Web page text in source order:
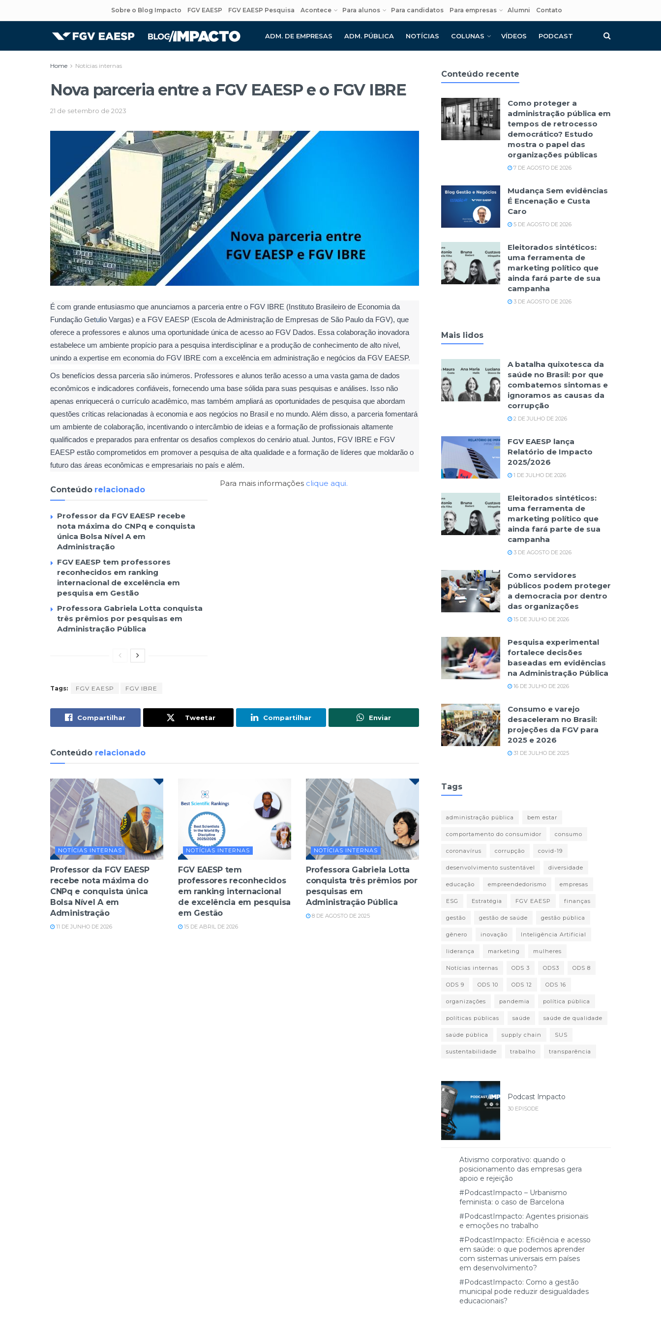
Sobre o Blog Impacto FGV EAESP FGV EAESP Pesquisa Acontece Para alunos Para candidatos Para empresas Alumni Contato
ADM. DE EMPRESAS ADM. PÚBLICA NOTÍCIAS COLUNAS VÍDEOS PODCAST
Home Notícias internas
Nova parceria entre a FGV EAESP e o FGV IBRE
21 de setembro de 2023
É com grande entusiasmo que anunciamos a parceria entre o FGV IBRE (Instituto Brasileiro de Economia da
Fundação Getulio Vargas) e a FGV EAESP (Escola de Administração de Empresas de São Paulo da FGV), que
oferece a professores e alunos uma oportunidade única de acesso ao FGV Dados. Essa colaboração inovadora
estabelece um ambiente propício para a pesquisa interdisciplinar e a produção de conhecimento de alto nível,
unindo a expertise em economia do FGV IBRE com a excelência em administração e negócios da FGV EAESP.
Os benefícios dessa parceria são inúmeros. Professores e alunos terão acesso a uma vasta gama de dados
econômicos e indicadores confiáveis, fornecendo uma base sólida para suas pesquisas e análises. Isso não
apenas enriquecerá o currículo acadêmico, mas também ampliará as oportunidades de pesquisa que abordam
questões críticas relacionadas à economia e aos negócios no Brasil e no mundo. Além disso, a parceria fomentará
um ambiente de colaboração, incentivando o intercâmbio de ideias e a formação de profissionais altamente
qualificados e preparados para enfrentar os desafios complexos do cenário atual. Juntos, FGV IBRE e FGV
EAESP estão comprometidos em promover a pesquisa de alta qualidade e a formação de líderes que moldarão o
futuro das áreas econômicas e empresariais no país e além.
Conteúdo relacionado
Professor da FGV EAESP recebe
nota máxima do CNPq e conquista
única Bolsa Nível A em
Administração
FGV EAESP tem professores
reconhecidos em ranking
internacional de excelência em
pesquisa em Gestão
Professora Gabriela Lotta conquista
três prêmios por pesquisas em
Administração Pública
Para mais informações clique aqui.
Tags: FGV EAESP FGV IBRE
Compartilhar Tweetar Compartilhar Enviar
Conteúdo relacionado
NOTÍCIAS INTERNAS
Professor da FGV EAESP
recebe nota máxima do
CNPq e conquista única
Bolsa Nível A em
Administração
11 DE JUNHO DE 2026
NOTÍCIAS INTERNAS
FGV EAESP tem
professores reconhecidos
em ranking internacional
de excelência em pesquisa
em Gestão
15 DE ABRIL DE 2026
NOTÍCIAS INTERNAS
Professora Gabriela Lotta
conquista três prêmios por
pesquisas em
Administração Pública
8 DE AGOSTO DE 2025
Conteúdo recente
Como proteger a
administração pública em
tempos de retrocesso
democrático? Estudo
mostra o papel das
organizações públicas
7 DE AGOSTO DE 2026
Mudança Sem evidências
É Encenação e Custa
Caro
5 DE AGOSTO DE 2026
Eleitorados sintéticos:
uma ferramenta de
marketing político que
ainda fará parte de sua
campanha
3 DE AGOSTO DE 2026
Mais lidos
A batalha quixotesca da
saúde no Brasil: por que
combatemos sintomas e
ignoramos as causas da
corrupção
2 DE JULHO DE 2026
FGV EAESP lança
Relatório de Impacto
2025/2026
1 DE JULHO DE 2026
Eleitorados sintéticos:
uma ferramenta de
marketing político que
ainda fará parte de sua
campanha
3 DE AGOSTO DE 2026
Como servidores
públicos podem proteger
a democracia por dentro
das organizações
15 DE JULHO DE 2026
Pesquisa experimental
fortalece decisões
baseadas em evidências
na Administração Pública
16 DE JULHO DE 2026
Consumo e varejo
desaceleram no Brasil:
projeções da FGV para
2025 e 2026
31 DE JULHO DE 2025
Tags
administração pública bem estar
comportamento do consumidor consumo
coronavírus corrupção covid-19
desenvolvimento sustentável diversidade
educação empreendedorismo empresas
ESG Estratégia FGV EAESP finanças
gestão gestão de saúde gestão pública
gênero inovação Inteligência Artificial
liderança marketing mulheres
Notícias internas ODS 3 ODS3 ODS 8
ODS 9 ODS 10 ODS 12 ODS 16
organizações pandemia política pública
políticas públicas saúde saúde de qualidade
saúde pública supply chain SUS
sustentabilidade trabalho transparência
Podcast Impacto
30 EPISODE
Ativismo corporativo: quando o
posicionamento das empresas gera
apoio e rejeição
#PodcastImpacto – Urbanismo
feminista: o caso de Barcelona
#PodcastImpacto: Agentes prisionais
e emoções no trabalho
#PodcastImpacto: Eficiência e acesso
em saúde: o que podemos aprender
com sistemas universais em países
em desenvolvimento?
#PodcastImpacto: Como a gestão
municipal pode reduzir desigualdades
educacionais?